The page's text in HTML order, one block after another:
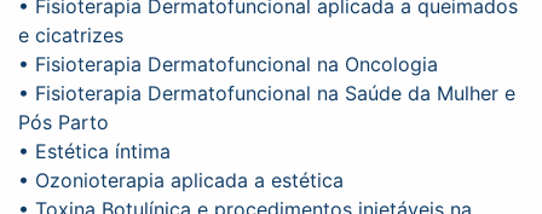
• Fisioterapia Dermatofuncional aplicada a queimados
e cicatrizes
• Fisioterapia Dermatofuncional na Oncologia
• Fisioterapia Dermatofuncional na Saúde da Mulher e
Pós Parto
• Estética íntima
• Ozonioterapia aplicada a estética
• Toxina Botulínica e procedimentos injetáveis na